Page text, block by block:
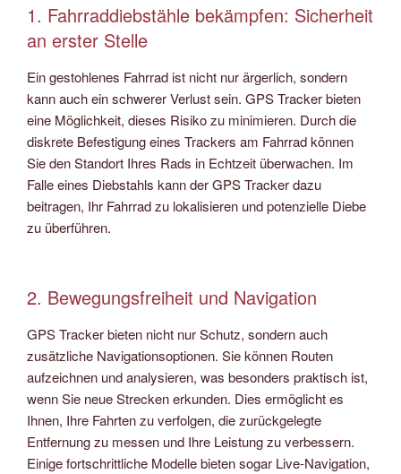
1. Fahrraddiebstähle bekämpfen: Sicherheit
an erster Stelle
Ein gestohlenes Fahrrad ist nicht nur ärgerlich, sondern
kann auch ein schwerer Verlust sein. GPS Tracker bieten
eine Möglichkeit, dieses Risiko zu minimieren. Durch die
diskrete Befestigung eines Trackers am Fahrrad können
Sie den Standort Ihres Rads in Echtzeit überwachen. Im
Falle eines Diebstahls kann der GPS Tracker dazu
beitragen, Ihr Fahrrad zu lokalisieren und potenzielle Diebe
zu überführen.
2. Bewegungsfreiheit und Navigation
GPS Tracker bieten nicht nur Schutz, sondern auch
zusätzliche Navigationsoptionen. Sie können Routen
aufzeichnen und analysieren, was besonders praktisch ist,
wenn Sie neue Strecken erkunden. Dies ermöglicht es
Ihnen, Ihre Fahrten zu verfolgen, die zurückgelegte
Entfernung zu messen und Ihre Leistung zu verbessern.
Einige fortschrittliche Modelle bieten sogar Live-Navigation,